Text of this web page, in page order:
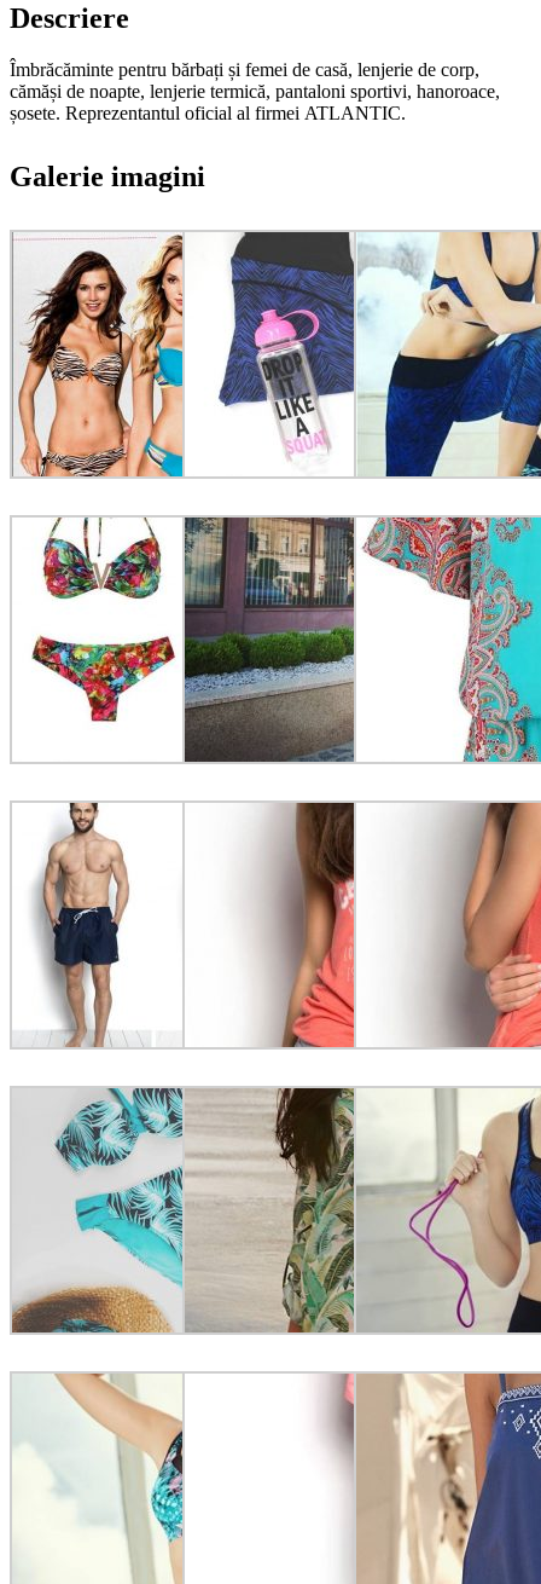
Descriere
Îmbrăcăminte pentru bărbați și femei de casă, lenjerie de corp,
cămăși de noapte, lenjerie termică, pantaloni sportivi, hanoroace,
șosete. Reprezentantul oficial al firmei ATLANTIC.
Galerie imagini